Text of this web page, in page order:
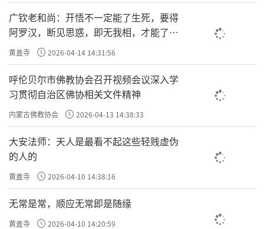
广钦老和尚：开悟不一定能了生死，要得
阿罗汉，断见思惑，即无我相，才能了生
死
黄盖寺 2026-04-14 14:31:56
呼伦贝尔市佛教协会召开视频会议深入学
习贯彻自治区佛协相关文件精神
内蒙古佛教协会 2026-04-13 14:38:33
大安法师：天人是最看不起这些轻贱虚伪
的人的
黄盖寺 2026-04-10 14:38:16
无常是常，顺应无常即是随缘
黄盖寺 2026-04-10 14:20:59